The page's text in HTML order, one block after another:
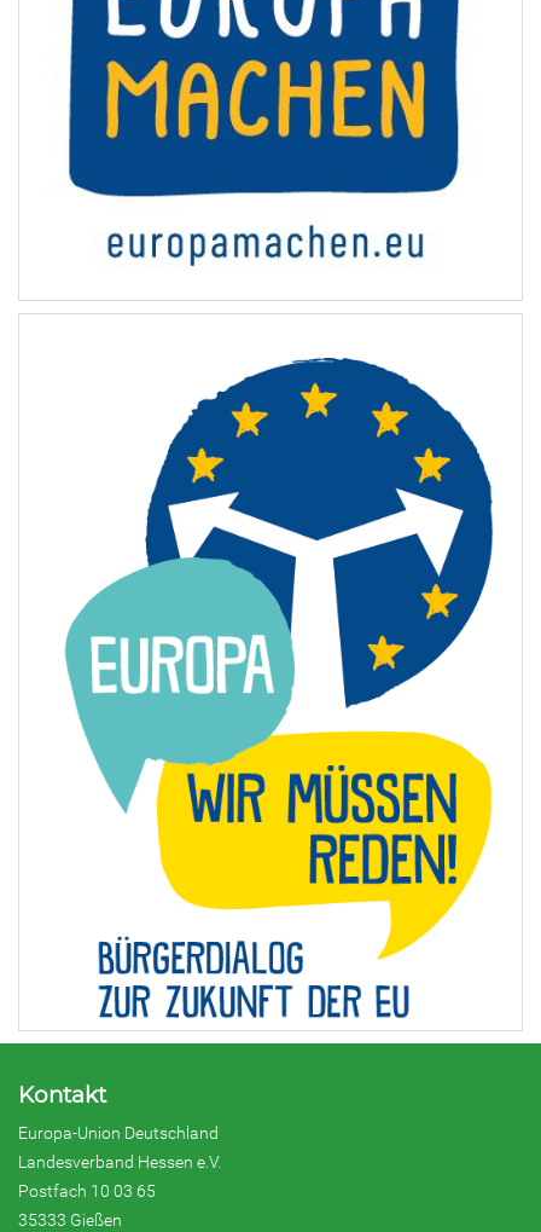
Kontakt
Europa-Union Deutschland
Landesverband Hessen e.V.
Postfach 10 03 65
35333 Gießen